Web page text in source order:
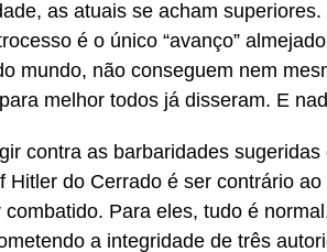
as atuais se acham
é o único “avanço”
mundo, não conseguem nem
melhor todos já disseram. E
contra as barbaridades sugeridas
do Cerrado é ser contrário ao
Para eles, tudo é
a integridade de três